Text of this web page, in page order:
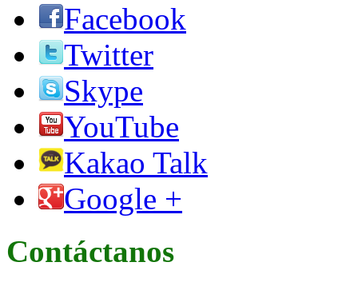
Facebook
Twitter
Skype
YouTube
Kakao Talk
Google +
Contáctanos